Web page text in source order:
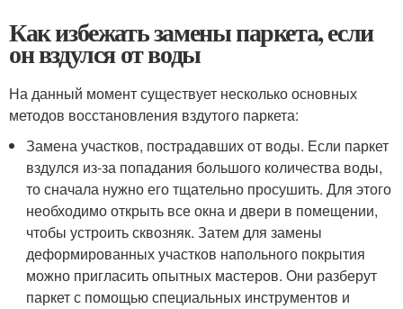
Как избежать замены паркета, если
он вздулся от воды
На данный момент существует несколько основных
методов восстановления вздутого паркета:
Замена участков, пострадавших от воды. Если паркет
вздулся из-за попадания большого количества воды,
то сначала нужно его тщательно просушить. Для этого
необходимо открыть все окна и двери в помещении,
чтобы устроить сквозняк. Затем для замены
деформированных участков напольного покрытия
можно пригласить опытных мастеров. Они разберут
паркет с помощью специальных инструментов и